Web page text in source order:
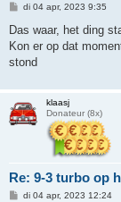
B
r
c
h
di 04 apr, 2023 9:35
Das waar, het ding
Kon er op dat
stond
klaasj
Donateur (8x)
Re: 9-3 turbo op
Bdi 04 apr, 2023 12:24